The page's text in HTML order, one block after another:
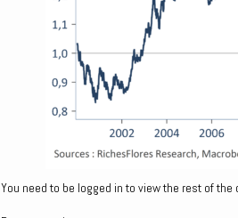
You need to be logged in to view the rest of the